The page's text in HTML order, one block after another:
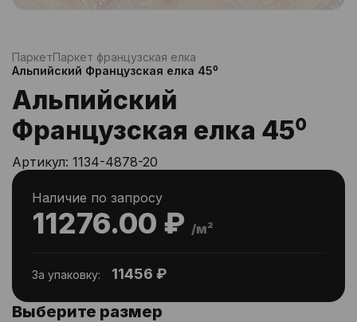
ПаркетПаркет французская елка
Альпийский Французская елка 45⁰
Альпийский
Французская елка 45⁰
Артикул: 1134-4878-20
11276.00 ₽ /м²
Наличие по запросу
За упаковку: 11456 ₽
Выберите размер